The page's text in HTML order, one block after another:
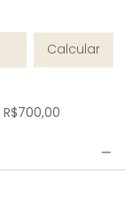
Calcular
R$700,00